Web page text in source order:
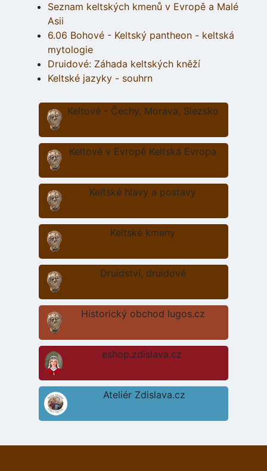
Seznam keltských kmenů v Evropě a Malé
Asii
6.06 Bohové - Keltský pantheon - keltská
mytologie
Druidové: Záhada keltských kněží
Keltské jazyky - souhrn
Keltové - Čechy, Morava, Slezsko
Keltové v Evropě Keltská Evropa
Keltské hlavy a postavy
Keltské kmeny
Druidství, druidové
Historický obchod lugos.cz
eshop.zdislava.cz
Ateliér Zdislava.cz